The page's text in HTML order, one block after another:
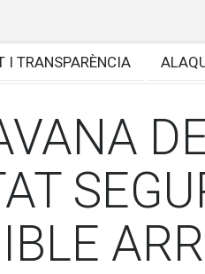
I TRANSPARÈNCIA